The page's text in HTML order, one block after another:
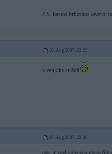
P.S. kastos briizshos atverot
10. Aug 2007, 22:29
a veņķiks strādā
10. Aug 2007, 22:30
aaa, ir veel valeejais gaisa